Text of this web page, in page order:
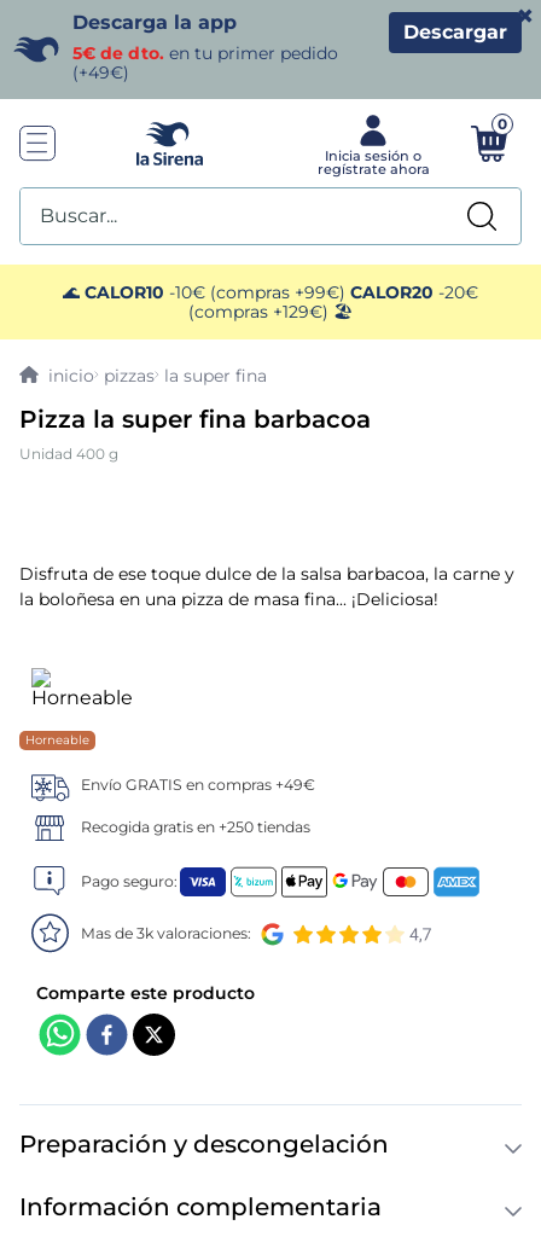
Descarga la app
5€ de dto. en tu primer pedido
(+49€)
Descargar
×
0
Buscar...
🌊 CALOR10 -10€ (compras +99€) CALOR20 -20€
(compras +129€) 🏖️
pizzas la super fina
Pizza la super fina barbacoa
Unidad 400 g
Disfruta de ese toque dulce de la salsa barbacoa, la carne y
la boloñesa en una pizza de masa fina... ¡Deliciosa!
Horneable
Envío GRATIS en compras +49€
Recogida gratis en +250 tiendas
Pago seguro:
Mas de 3k valoraciones:
Preparación y descongelación
Información complementaria
TÉRMINOS MÁS BUSCADOS
1. helados sirena
3 patatas
5. verduras
. canelones
. listísimos
pollo